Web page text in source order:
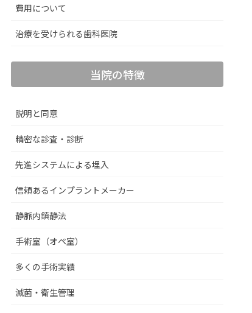
費用について
治療を受けられる歯科医院
当院の特徴
説明と同意
精密な診査・診断
先進システムによる埋入
信頼あるインプラントメーカー
静脈内鎮静法
手術室（オペ室）
多くの手術実績
滅菌・衛生管理